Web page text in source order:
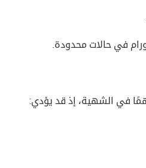
في حالات محدودة.
في الشهية، إذ قد يؤدي: